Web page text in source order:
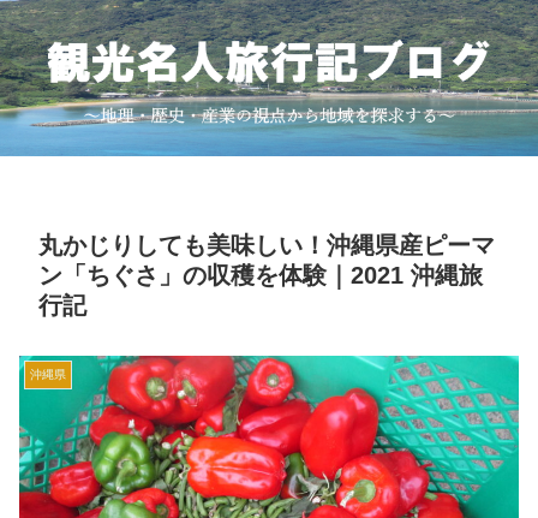
丸かじりしても美味しい！沖縄県産ピーマ
ン「ちぐさ」の収穫を体験｜2021 沖縄旅
行記
沖縄県